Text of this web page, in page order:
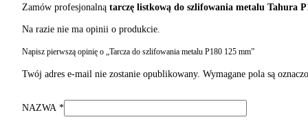
Zamów profesjonalnątarczę listkową do szlifowania metalu Tahura
Na razie nie ma opinii o produkcie.
Napisz pierwszą opinię o „Tarcza do szlifowania metalu P180 125 mm”
Twój adres e-mail nie zostanie opublikowany. Wymagane pola są
NAZWA*